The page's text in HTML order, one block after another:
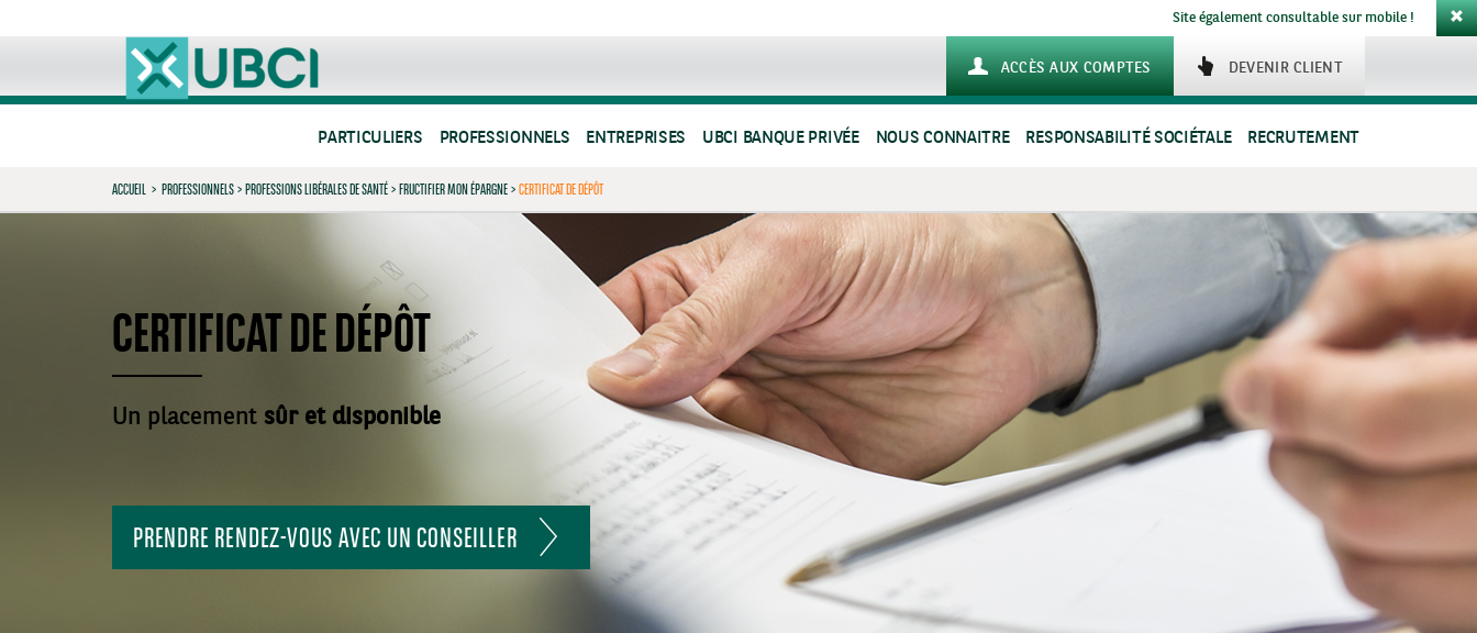
Site également consultable sur mobile !
DEVENIR CLIENT
ACCÈS AUX COMPTES
PARTICULIERS PROFESSIONNELS ENTREPRISES UBCI BANQUE PRIVÉE NOUS CONNAITRE RESPONSABILITÉ SOCIÉTALE RECRUTEMENT
ACCUEIL > PROFESSIONNELS>PROFESSIONS LIBÉRALES DE SANTÉ>FRUCTIFIER MON ÉPARGNE>CERTIFICAT DE DÉPÔT
CERTIFICAT DE DÉPÔT
Un placement sûr et disponible
PRENDRE RENDEZ-VOUS AVEC UN CONSEILLER